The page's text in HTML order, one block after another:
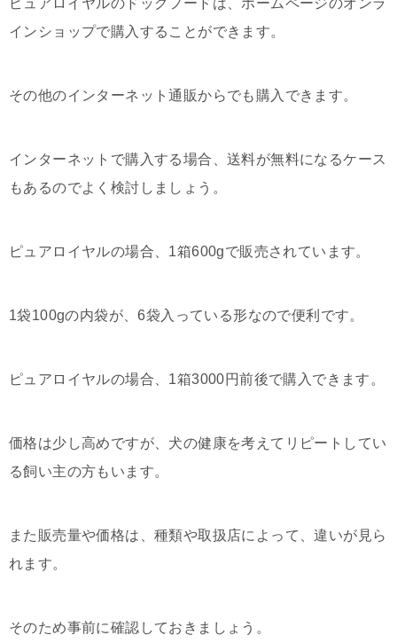
ピュアロイヤルのドッグフードは、ホームページのオンラ
インショップで購入することができます。
その他のインターネット通販からでも購入できます。
インターネットで購入する場合、送料が無料になるケース
もあるのでよく検討しましょう。
ピュアロイヤルの場合、1箱600gで販売されています。
1袋100gの内袋が、6袋入っている形なので便利です。
ピュアロイヤルの場合、1箱3000円前後で購入できます。
価格は少し高めですが、犬の健康を考えてリピートしてい
る飼い主の方もいます。
また販売量や価格は、種類や取扱店によって、違いが見ら
れます。
そのため事前に確認しておきましょう。